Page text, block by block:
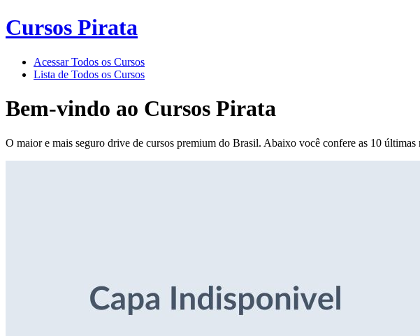
Cursos Pirata
Acessar Todos os Cursos
Lista de Todos os Cursos
Bem-vindo ao Cursos Pirata
O maior e mais seguro drive de cursos premium do Brasil. Abaixo você confere as 10 últimas